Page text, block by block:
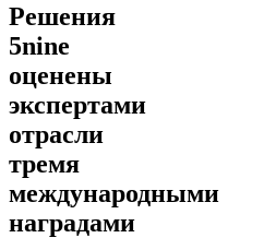
Решения
5nine
оценены
экспертами
отрасли
тремя
международными
наградами